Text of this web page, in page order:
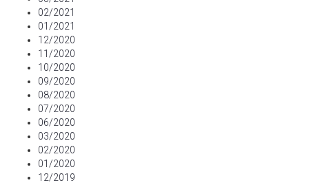
02/2021
01/2021
12/2020
11/2020
10/2020
09/2020
08/2020
07/2020
06/2020
03/2020
02/2020
01/2020
12/2019